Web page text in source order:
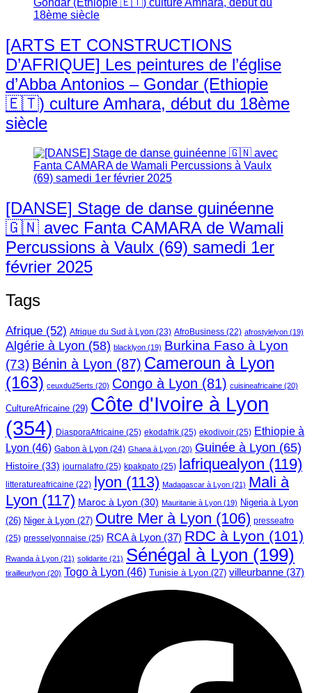
[ARTS ET CONSTRUCTIONS
D’AFRIQUE] Les peintures de l’église
d’Abba Antonios – Gondar (Ethiopie
🇪🇹) culture Amhara, début du 18ème
siècle
[DANSE] Stage de danse guinéenne
🇬🇳 avec Fanta CAMARA de Wamali
Percussions à Vaulx (69) samedi 1er
février 2025
Tags
Afrique (52) Afrique du Sud à Lyon (23) AfroBusiness (22) afrostylelyon (19)
Algérie à Lyon (58) blacklyon (19) Burkina Faso à Lyon
(73) Bénin à Lyon (87) Cameroun à Lyon
(163) ceuxdu25erts (20) Congo à Lyon (81) cuisineafricaine (20)
CultureAfricaine (29) Côte d'Ivoire à Lyon
(354) DiasporaAfricaine (25) ekodafrik (25) ekodivoir (25) Ethiopie à
Lyon (46) Gabon à Lyon (24) Ghana à Lyon (20) Guinée à Lyon (65)
Histoire (33) journalafro (25) kpakpato (25) lafriquealyon (119)
litteratureafricaine (22) lyon (113) Madagascar à Lyon (21) Mali à
Lyon (117) Maroc à Lyon (30) Mauritanie à Lyon (19) Nigeria à Lyon
(26) Niger à Lyon (27) Outre Mer à Lyon (106) presseafro
(25) presselyonnaise (25) RCA à Lyon (37) RDC à Lyon (101)
Rwanda à Lyon (21) solidarite (21) Sénégal à Lyon (199)
tirailleurlyon (20) Togo à Lyon (46) Tunisie à Lyon (27) villeurbanne (37)